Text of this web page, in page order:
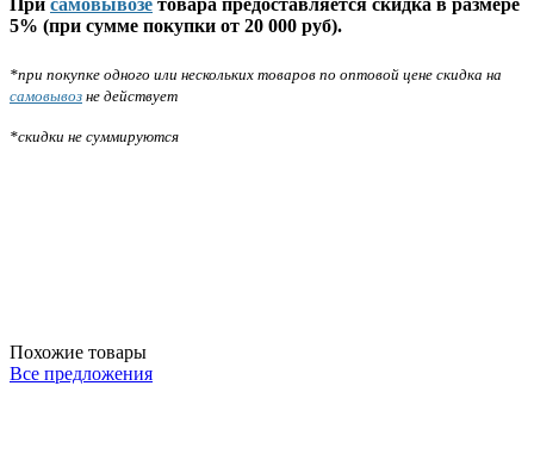
При самовывозе товара предоставляется скидка в размере
5% (при сумме покупки от 20 000 руб).
*при покупке одного или нескольких товаров по оптовой цене скидка на
самовывоз не действует
*скидки не суммируются
Похожие товары
Все предложения